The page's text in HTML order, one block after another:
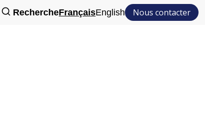
RechercheFrançaisEnglish Nous contacter